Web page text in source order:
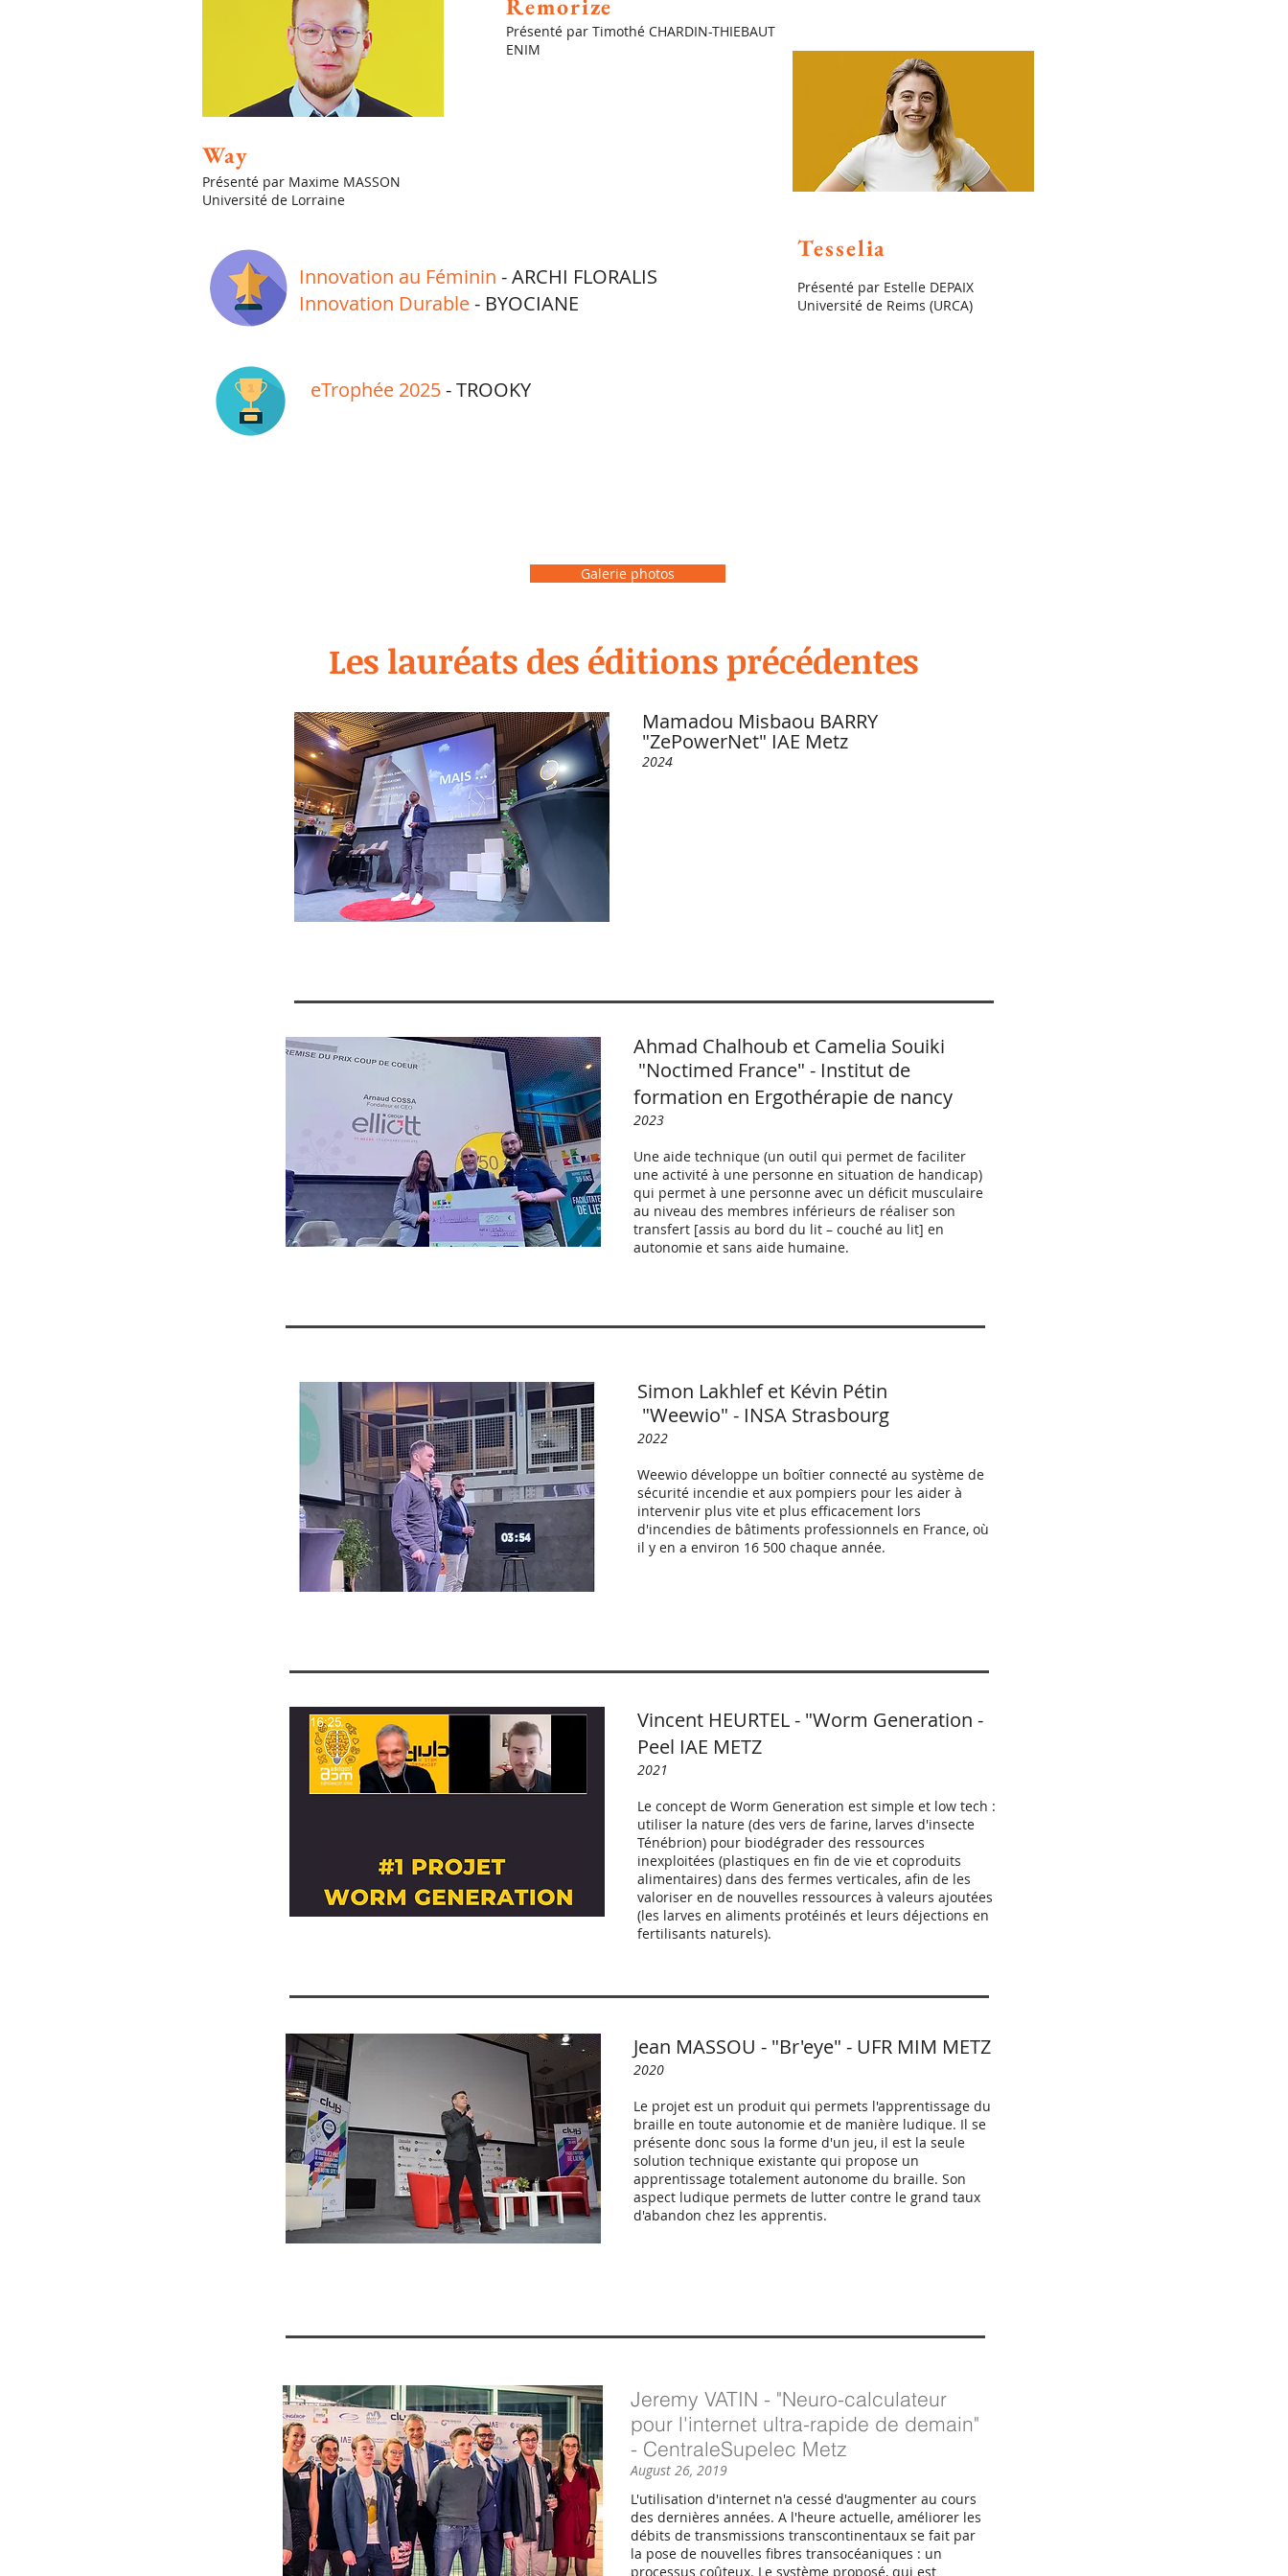
Remorize
Présenté par Timothé CHARDIN-THIEBAUT
ENIM
Way
Présenté par Maxime MASSON
Université de Lorraine
Innovation au Féminin - ARCHI FLORALIS
Innovation Durable- BYOCIANE
Tesselia
Présenté par Estelle DEPAIX
Université de Reims (URCA)
eTrophée 2025- TROOKY
Galerie photos
Les lauréats des éditions précédentes
Mamadou Misbaou BARRY
"ZePowerNet" IAE Metz
2024
Ahmad Chalhoub et Camelia Souiki
"Noctimed France" - Institut de
formation en Ergothérapie de nancy
2023
Une aide technique (un outil qui permet de faciliter
une activité à une personne en situation de handicap)
qui permet à une personne avec un déficit musculaire
au niveau des membres inférieurs de réaliser son
transfert [assis au bord du lit – couché au lit] en
autonomie et sans aide humaine.
Simon Lakhlef et Kévin Pétin
"Weewio" - INSA Strasbourg
2022
Weewio développe un boîtier connecté au système de
sécurité incendie et aux pompiers pour les aider à
intervenir plus vite et plus efficacement lors
d'incendies de bâtiments professionnels en France, où
il y en a environ 16 500 chaque année.
Vincent HEURTEL - "Worm Generation -
Peel IAE METZ
2021
Le concept de Worm Generation est simple et low tech :
utiliser la nature (des vers de farine, larves d'insecte
Ténébrion) pour biodégrader des ressources
inexploitées (plastiques en fin de vie et coproduits
alimentaires) dans des fermes verticales, afin de les
valoriser en de nouvelles ressources à valeurs ajoutées
(les larves en aliments protéinés et leurs déjections en
fertilisants naturels).
Jean MASSOU - "Br'eye" - UFR MIM METZ
2020
Le projet est un produit qui permets l'apprentissage du
braille en toute autonomie et de manière ludique. Il se
présente donc sous la forme d'un jeu, il est la seule
solution technique existante qui propose un
apprentissage totalement autonome du braille. Son
aspect ludique permets de lutter contre le grand taux
d'abandon chez les apprentis.
Jeremy VATIN - "Neuro-calculateur
pour l'internet ultra-rapide de demain"
- CentraleSupelec Metz
August 26, 2019
L'utilisation d'internet n'a cessé d'augmenter au cours
des dernières années. A l'heure actuelle, améliorer les
débits de transmissions transcontinentaux se fait par
la pose de nouvelles fibres transocéaniques : un
processus coûteux. Le système proposé, qui est